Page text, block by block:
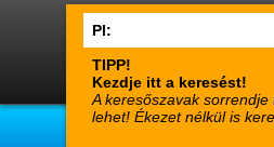
 suzuki-
Termékek 